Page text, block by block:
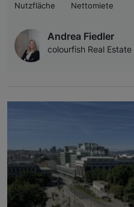
Nutzfläche
Nettomiete
Andrea Fiedler
colourfish Real